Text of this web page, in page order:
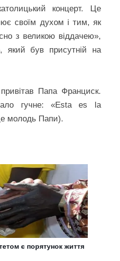
концерт. Це
своїм духом і тим, як
з великою віддачею»,
який був присутній на
Папа Франциск.
гучне: «Esta es la
молодь Папи).
є порятунок життя